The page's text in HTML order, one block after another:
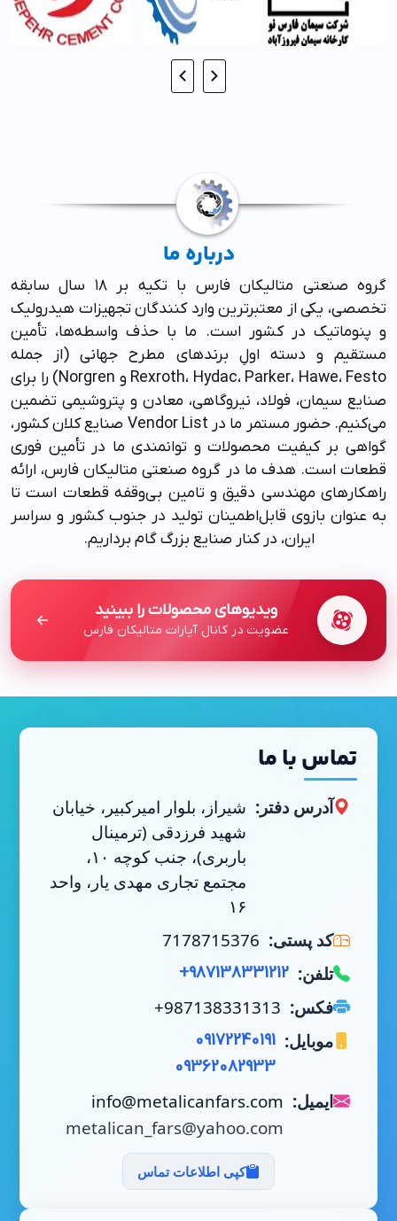
درباره ما
گروه صنعتی متالیکان فارس با تکیه بر ۱۸ سال سابقه
تخصصی، یکی از معتبرترین وارد کنندگان تجهیزات هیدرولیک
و پنوماتیک در کشور است. ما با حذف واسطه‌ها، تأمین
مستقیم و دسته اولِ برندهای مطرح جهانی (از جمله
Rexroth، Hydac، Parker، Hawe، Festo و Norgren) را برای
صنایع سیمان، فولاد، نیروگاهی، معادن و پتروشیمی تضمین
می‌کنیم. حضور مستمر ما در Vendor List صنایع کلان کشور،
گواهی بر کیفیت محصولات و توانمندی ما در تأمین فوری
قطعات است. هدف ما در گروه صنعتی متالیکان فارس، ارائه
راهکارهای مهندسی دقیق و تامین بی‌وقفه قطعات است تا
به عنوان بازوی قابل‌اطمینان تولید در جنوب کشور و سراسر
ایران، در کنار صنایع بزرگ گام برداریم.
ویدیوهای محصولات را ببینید
عضویت در کانال آپارات متالیکان فارس
تماس با ما
آدرس دفتر: شیراز، بلوار امیرکبیر، خیابان
شهید فرزدقی (ترمینال
باربری)، جنب کوچه ۱۰،
مجتمع تجاری مهدی یار، واحد
۱۶
کد پستی: 7178715376
تلفن: +987138331212
فکس: +987138331313
موبایل: 09172240191
09362082933
ایمیل: info@metalicanfars.com
metalican_fars@yahoo.com
کپی اطلاعات تماس